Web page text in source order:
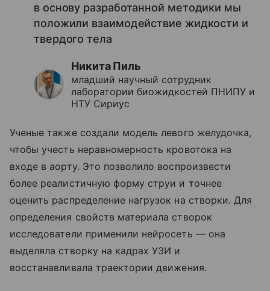
в основу разработанной методики мы
положили взаимодействие жидкости и
твердого тела
Никита Пиль
младший научный сотрудник
лаборатории биожидкостей ПНИПУ и
НТУ Сириус
Ученые также создали модель левого желудочка,
чтобы учесть неравномерность кровотока на
входе в аорту. Это позволило воспроизвести
более реалистичную форму струи и точнее
оценить распределение нагрузок на створки. Для
определения свойств материала створок
исследователи применили нейросеть — она
выделяла створку на кадрах УЗИ и
восстанавливала траектории движения.